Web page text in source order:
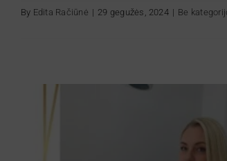
By Edita Račiūnė | 29 gegužės, 2024 | Be